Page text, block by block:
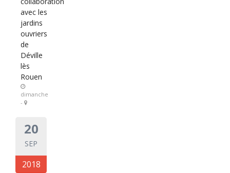
avec les
jardins
ouvriers
de
Déville
lès
Rouen
dimanche
-
20
SEP
2018